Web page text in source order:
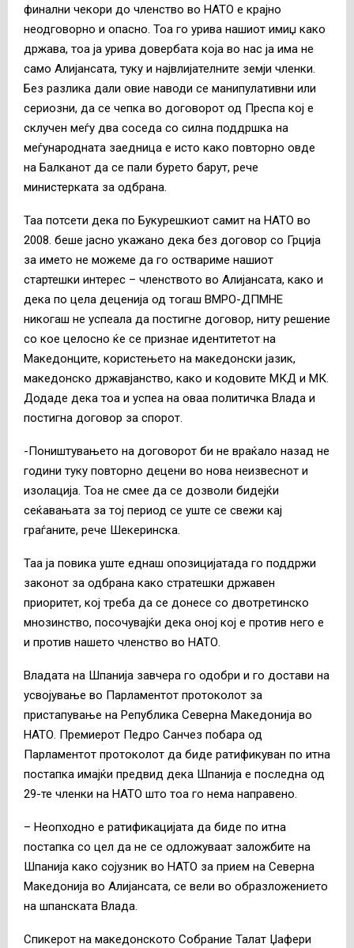
финални чекори до членство во НАТО е крајно
неодговорно и опасно. Тоа го урива нашиот имиџ како
држава, тоа ја урива довербата која во нас ја има не
само Алијансата, туку и највлијателните земји членки.
Без разлика дали овие наводи се манипулативни или
сериозни, да се чепка во договорот од Преспа кој е
склучен меѓу два соседа со силна поддршка на
меѓународната заедница е исто како повторно овде
на Балканот да се пали бурето барут, рече
министерката за одбрана.
Таа потсети дека по Букурешкиот самит на НАТО во
2008. беше јасно укажано дека без договор со Грција
за името не можеме да го оствариме нашиот
стартешки интерес – членството во Алијансата, како и
дека по цела деценија од тогаш ВМРО-ДПМНЕ
никогаш не успеала да постигне договор, ниту решение
со кое целосно ќе се признае идентитетот на
Македонците, користењето на македонски јазик,
македонско државјанство, како и кодовите МКД и МК.
Додаде дека тоа и успеа на оваа политичка Влада и
постигна договор за спорот.
-Поништувањето на договорот би не враќало назад не
години туку повторно децени во нова неизвеснот и
изолација. Тоа не смее да се дозволи бидејќи
сеќавањата за тој период се уште се свежи кај
граѓаните, рече Шекеринска.
Таа ја повика уште еднаш опозицијатада го поддржи
законот за одбрана како стратешки државен
приоритет, кој треба да се донесе со двотретинско
мнозинство, посочувајќи дека оној кој е против него е
и против нашето членство во НАТО.
Владата на Шпанија завчера го одобри и го достави на
усвојување во Парламентот протоколот за
пристапување на Република Северна Македонија во
НАТО. Премиерот Педро Санчез побара од
Парламентот протоколот да биде ратификуван по итна
постапка имајќи предвид дека Шпанија е последна од
29-те членки на НАТО што тоа го нема направено.
– Неопходно е ратификацијата да биде по итна
постапка со цел да не се одложуваат заложбите на
Шпанија како сојузник во НАТО за прием на Северна
Македонија во Алијансата, се вели во образложението
на шпанската Влада.
Спикерот на македонското Собрание Талат Џафери